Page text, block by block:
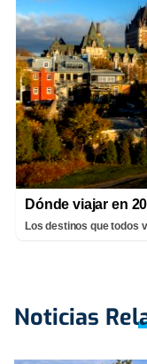
Dónde viajar en
Los destinos que todos
Noticias